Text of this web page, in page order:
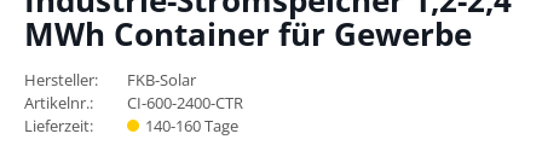
MWh Container für Gewerbe
Hersteller:
FKB-Solar
Artikelnr.:
CI-600-2400-CTR
Lieferzeit:
140-160 Tage